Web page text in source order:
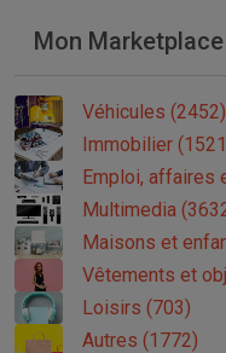
Mon Marketplace
Véhicules (2452)
Immobilier
Emploi, affaires
Multimedia
Maisons et
Vêtements et
Loisirs (703)
Autres (1772)